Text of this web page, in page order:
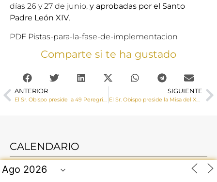
días 26 y 27 de junio, y aprobadas por el Santo
Padre León XIV.
PDF Pistas-para-la-fase-de-implementacion
Comparte si te ha gustado
ANTERIOR
El Sr. Obispo preside la 49 Peregrinación Diocesana a Lourdes (galería de imágenes)
SIGUIENTE
El Sr. Obispo preside la Misa del XXI Encuentro Nacional de la Adoración Nocturna
CALENDARIO